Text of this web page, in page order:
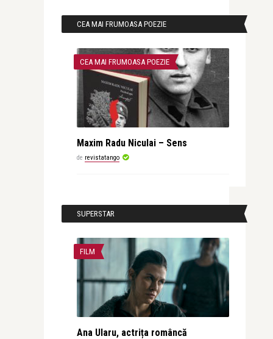
CEA MAI FRUMOASA POEZIE
CEA MAI FRUMOASA POEZIE
Maxim Radu Niculai – Sens
de revistatango
SUPERSTAR
FILM
Ana Ularu, actrița româncă